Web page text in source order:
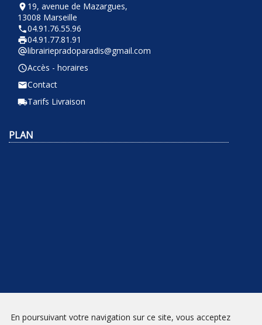
room 19, avenue de Mazargues,
13008 Marseille
phone04.91.76.55.96
local_printshop04.91.77.81.91
alternate_emaillibrairiepradoparadis@gmail.com
query_builderAccès - horaires
emailContact
local_shippingTarifs Livraison
PLAN
En poursuivant votre navigation sur ce site, vous acceptez